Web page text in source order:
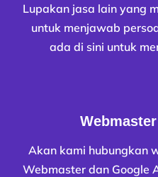
Lupakan jasa lain yang
untuk menjawab
ada di sini untuk
Akan kami hubungkan
Webmaster dan Google